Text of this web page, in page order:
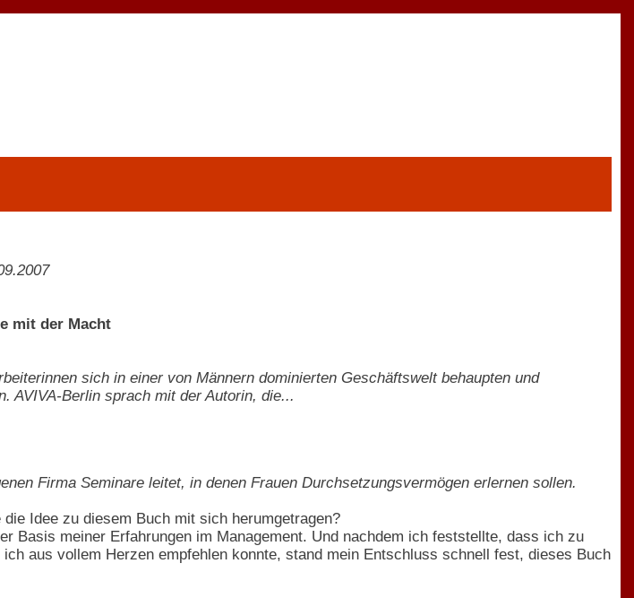
mit der Macht
sich in einer von Männern dominierten Geschäftswelt behaupten und
AVIVA-Berlin sprach mit der Autorin, die...
Firma Seminare leitet, in denen Frauen Durchsetzungsvermögen erlernen sollen.
Idee zu diesem Buch mit sich herumgetragen?
Basis meiner Erfahrungen im Management. Und nachdem ich feststellte, dass ich zu
aus vollem Herzen empfehlen konnte, stand mein Entschluss schnell fest, dieses Buch